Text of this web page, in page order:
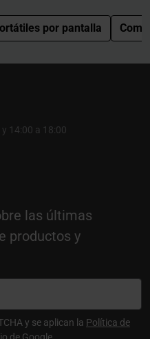
por pantalla
14:00 a 18:00
las últimas
productos y
y se aplican la Política de
de Google.